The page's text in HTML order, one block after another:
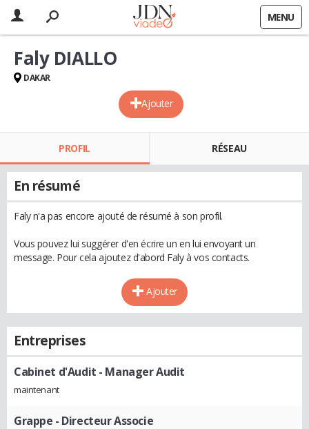
MENU
Ajouter
Faly DIALLO
DAKAR
PROFIL RÉSEAU
En résumé
Faly n'a pas encore ajouté de résumé à son profil.
Vous pouvez lui suggérer d'en écrire un en lui envoyant un
message. Pour cela ajoutez d'abord Faly à vos contacts.
Ajouter
Entreprises
Cabinet d'Audit - Manager Audit
maintenant
Grappe - Directeur Associe